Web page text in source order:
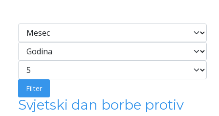
Filteri
Mesec
Godina
Prikaži broj
Filter
Svjetski dan borbe protiv